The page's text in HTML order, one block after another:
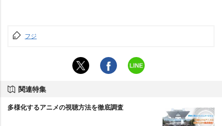
フジ
関連特集
多様化するアニメの視聴方法を徹底調査